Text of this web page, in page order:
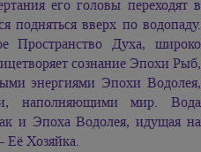
его головы переходят в
подняться вверх по водопаду.
Пространство Духа, широко
сознание Эпохи Рыб,
энергиями Эпохи Водолея,
наполняющими мир. Вода
и Эпоха Водолея, идущая на
Хозяйка.